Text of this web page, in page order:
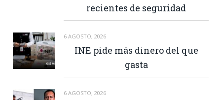
recientes de seguridad
6 AGOSTO, 2026
INE pide más dinero del que
gasta
6 AGOSTO, 2026